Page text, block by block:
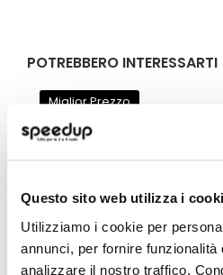
Questo sito web utilizza i
Utilizziamo i cookie per
annunci, per fornire
analizzare il nostro traffico.
POTREBBERO INTERESSARTI
Miglior Prezzo